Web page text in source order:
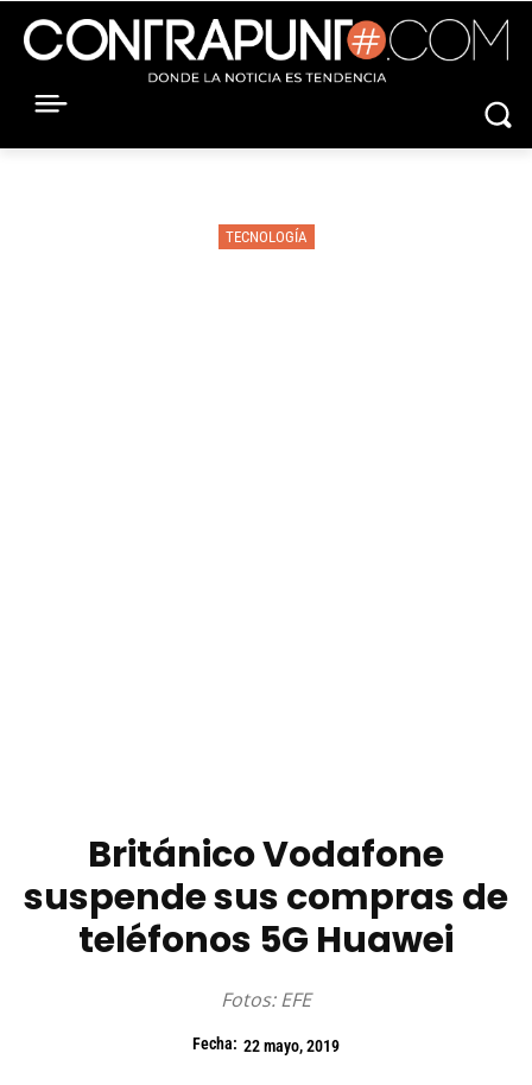
TECNOLOGÍA
Británico Vodafone
suspende sus compras de
teléfonos 5G Huawei
Fotos: EFE
Fecha: 22 mayo, 2019